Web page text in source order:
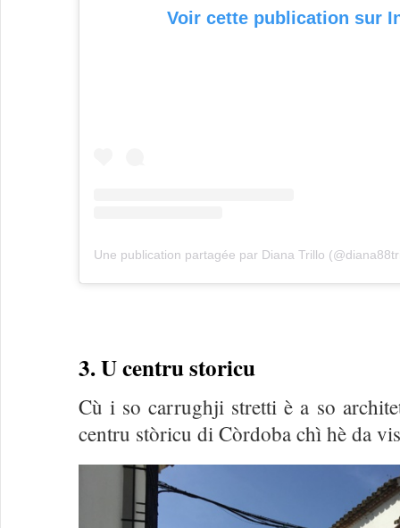
Voir cette publication sur
Une publication partagée par Diana Trillo
3. U centru storicu
Cù i so carrughji stretti è a so
centru stòricu di Còrdoba chì hè da